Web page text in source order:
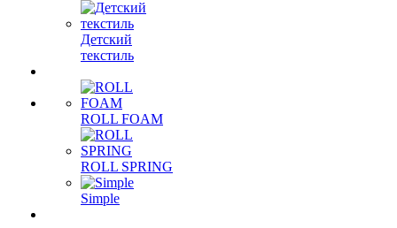
Детский
текстиль
ROLL FOAM
ROLL SPRING
Simple